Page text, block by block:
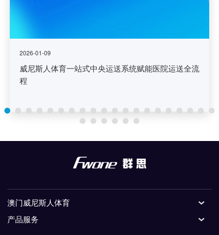
2026-01-09
威尼斯人体育一站式中央运送系统赋能医院运送全流
程
澳门威尼斯人体育
产品服务